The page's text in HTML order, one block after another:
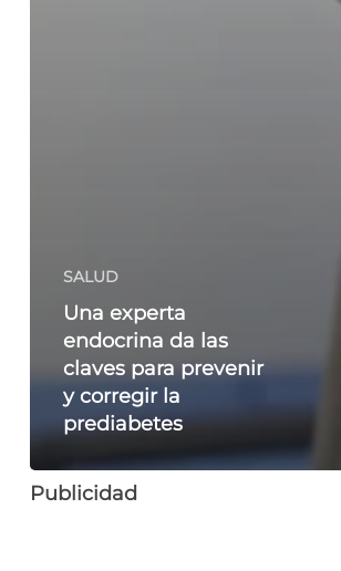
SALUD
Una experta
endocrina da las
claves para prevenir
y corregir la
prediabetes
Publicidad